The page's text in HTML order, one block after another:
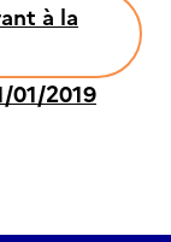
à la
01/2019